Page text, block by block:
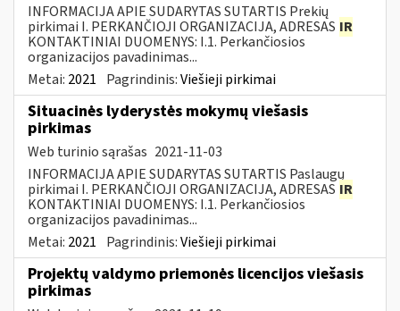
INFORMACIJA APIE SUDARYTAS SUTARTIS Prekių
pirkimai I. PERKANČIOJI ORGANIZACIJA, ADRESAS IR
KONTAKTINIAI DUOMENYS: I.1. Perkančiosios
organizacijos pavadinimas...
Metai: 2021 Pagrindinis:Viešieji pirkimai
Situacinės lyderystės mokymų viešasis
pirkimas
Web turinio sąrašas 2021-11-03
INFORMACIJA APIE SUDARYTAS SUTARTIS Paslaugų
pirkimai I. PERKANČIOJI ORGANIZACIJA, ADRESAS IR
KONTAKTINIAI DUOMENYS: I.1. Perkančiosios
organizacijos pavadinimas...
Metai: 2021 Pagrindinis:Viešieji pirkimai
Projektų valdymo priemonės licencijos viešasis
pirkimas